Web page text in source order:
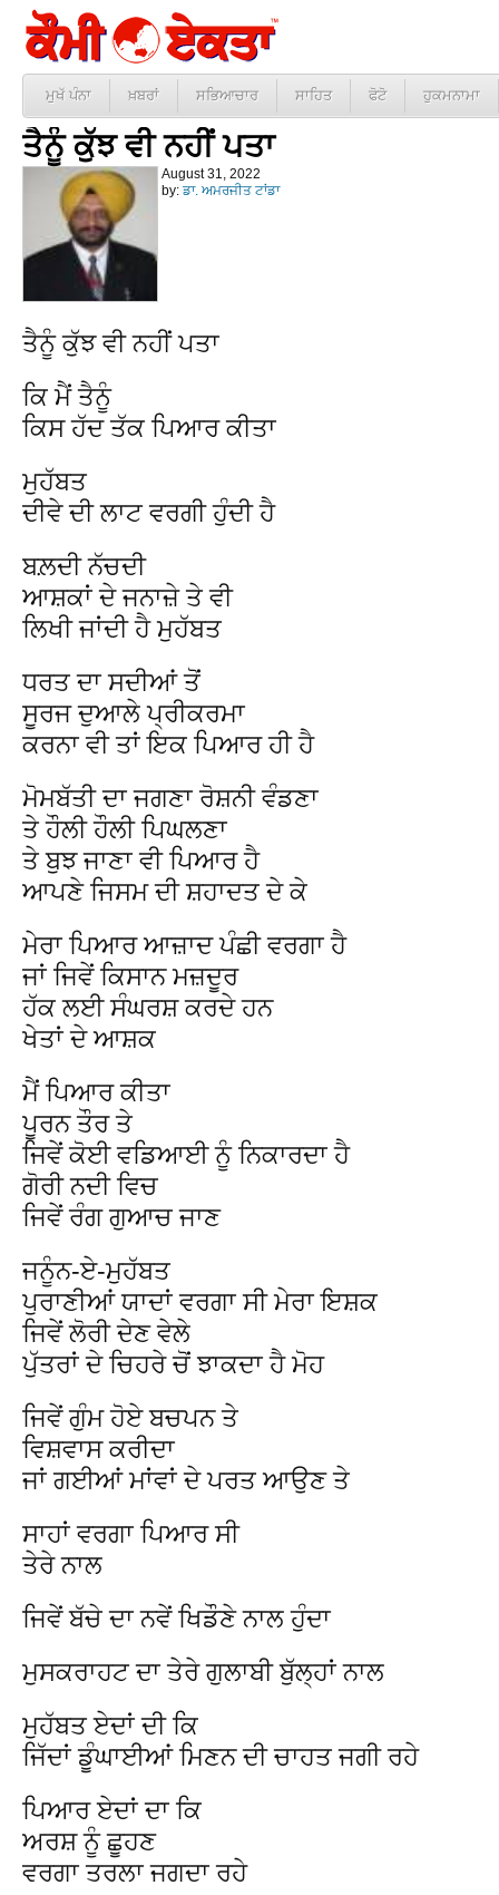
ਮੁਖੱ ਪੰਨਾ ਖ਼ਬਰਾਂ ਸਭਿਆਚਾਰ ਸਾਹਿਤ ਫੋਟੋ ਹੁਕਮਨਾਮਾ
ਤੈਨੂੰ ਕੁੱਝ ਵੀ ਨਹੀਂ ਪਤਾ
August 31, 2022
by: ਡਾ. ਅਮਰਜੀਤ ਟਾਂਡਾ
ਤੈਨੂੰ ਕੁੱਝ ਵੀ ਨਹੀਂ ਪਤਾ
ਕਿ ਮੈਂ ਤੈਨੂੰ
ਕਿਸ ਹੱਦ ਤੱਕ ਪਿਆਰ ਕੀਤਾ
ਮੁਹੱਬਤ
ਦੀਵੇ ਦੀ ਲਾਟ ਵਰਗੀ ਹੁੰਦੀ ਹੈ
ਬਲ਼ਦੀ ਨੱਚਦੀ
ਆਸ਼ਕਾਂ ਦੇ ਜਨਾਜ਼ੇ ਤੇ ਵੀ
ਲਿਖੀ ਜਾਂਦੀ ਹੈ ਮੁਹੱਬਤ
ਧਰਤ ਦਾ ਸਦੀਆਂ ਤੋਂ
ਸੂਰਜ ਦੁਆਲੇ ਪ੍ਰੀਕਰਮਾ
ਕਰਨਾ ਵੀ ਤਾਂ ਇਕ ਪਿਆਰ ਹੀ ਹੈ
ਮੋਮਬੱਤੀ ਦਾ ਜਗਣਾ ਰੋਸ਼ਨੀ ਵੰਡਣਾ
ਤੇ ਹੌਲੀ ਹੌਲੀ ਪਿਘਲਣਾ
ਤੇ ਬੁਝ ਜਾਣਾ ਵੀ ਪਿਆਰ ਹੈ
ਆਪਣੇ ਜਿਸਮ ਦੀ ਸ਼ਹਾਦਤ ਦੇ ਕੇ
ਮੇਰਾ ਪਿਆਰ ਆਜ਼ਾਦ ਪੰਛੀ ਵਰਗਾ ਹੈ
ਜਾਂ ਜਿਵੇਂ ਕਿਸਾਨ ਮਜ਼ਦੂਰ
ਹੱਕ ਲਈ ਸੰਘਰਸ਼ ਕਰਦੇ ਹਨ
ਖੇਤਾਂ ਦੇ ਆਸ਼ਕ
ਮੈਂ ਪਿਆਰ ਕੀਤਾ
ਪੂਰਨ ਤੌਰ ਤੇ
ਜਿਵੇਂ ਕੋਈ ਵਡਿਆਈ ਨੂੰ ਨਿਕਾਰਦਾ ਹੈ
ਗੋਰੀ ਨਦੀ ਵਿਚ
ਜਿਵੇਂ ਰੰਗ ਗੁਆਚ ਜਾਣ
ਜਨੂੰਨ-ਏ-ਮੁਹੱਬਤ
ਪੁਰਾਣੀਆਂ ਯਾਦਾਂ ਵਰਗਾ ਸੀ ਮੇਰਾ ਇਸ਼ਕ
ਜਿਵੇਂ ਲੋਰੀ ਦੇਣ ਵੇਲੇ
ਪੁੱਤਰਾਂ ਦੇ ਚਿਹਰੇ ਚੋਂ ਝਾਕਦਾ ਹੈ ਮੋਹ
ਜਿਵੇਂ ਗੁੰਮ ਹੋਏ ਬਚਪਨ ਤੇ
ਵਿਸ਼ਵਾਸ ਕਰੀਦਾ
ਜਾਂ ਗਈਆਂ ਮਾਂਵਾਂ ਦੇ ਪਰਤ ਆਉਣ ਤੇ
ਸਾਹਾਂ ਵਰਗਾ ਪਿਆਰ ਸੀ
ਤੇਰੇ ਨਾਲ
ਜਿਵੇਂ ਬੱਚੇ ਦਾ ਨਵੇਂ ਖਿਡੌਣੇ ਨਾਲ ਹੁੰਦਾ
ਮੁਸਕਰਾਹਟ ਦਾ ਤੇਰੇ ਗੁਲਾਬੀ ਬੁੱਲ੍ਹਾਂ ਨਾਲ
ਮੁਹੱਬਤ ਏਦਾਂ ਦੀ ਕਿ
ਜਿੱਦਾਂ ਡੂੰਘਾਈਆਂ ਮਿਣਨ ਦੀ ਚਾਹਤ ਜਗੀ ਰਹੇ
ਪਿਆਰ ਏਦਾਂ ਦਾ ਕਿ
ਅਰਸ਼ ਨੂੰ ਛੂਹਣ
ਵਰਗਾ ਤਰਲਾ ਜਗਦਾ ਰਹੇ